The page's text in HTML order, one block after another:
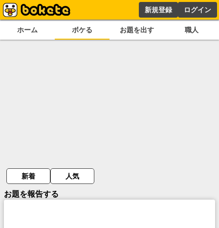
新規登録 ログイン
ホーム ボケる お題を出す 職人
新着 人気
お題を報告する